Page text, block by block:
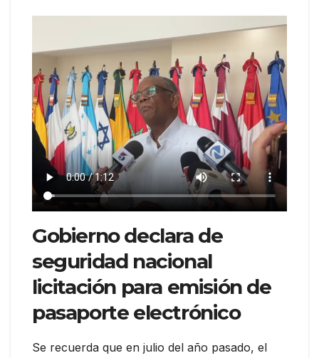
Gobierno declara de
seguridad nacional
licitación para emisión de
pasaporte electrónico
Se recuerda que en julio del año pasado, el